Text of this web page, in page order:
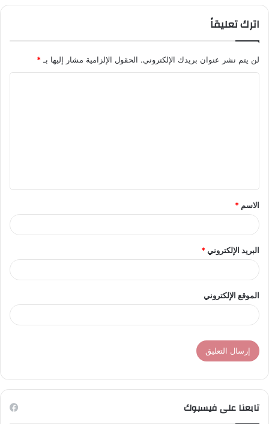
اترك تعليقاً
لن يتم نشر عنوان بريدك الإلكتروني. الحقول الإلزامية مشار إليها بـ *
ق
*
الاسم *
البريد الإلكتروني*
الموقع الإلكتروني
تابعنا على فيسبوك